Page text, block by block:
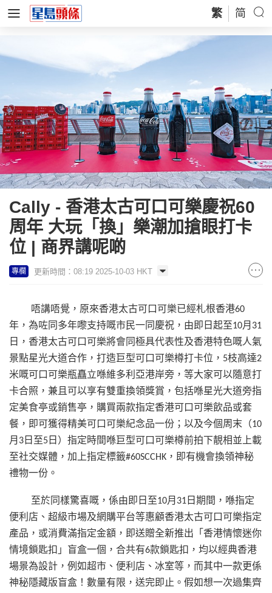
繁 简
Cally - 香港太古可口可樂慶祝60
周年 大玩「換」樂潮加搶眼打卡
位 | 商界講呢啲
專欄 更新時間：08:19 2025-10-03 HKT
唔講唔覺，原來香港太古可口可樂已經札根香港60
年，為咗同多年嚟支持嘅市民一同慶祝，由即日起至10月 31
日，香港太古可口可樂將會同極具代表性及香港特色嘅人氣
景點星光大道合作，打造巨型可口可樂樽打卡位， 5枝高達2
米嘅可口可樂瓶矗立喺維多利亞港岸旁，等大家可以隨意打
卡合照，兼且可以享有雙重換領獎賞，包括喺星光大道旁指
定美食亭或銷售亭，購買兩款指定香港可口可樂飲品或套
餐，即可獲得精美可口可樂紀念品一份；以及今個周末（10
月 3 日至5 日）指定時間喺巨型可口可樂樽前拍下靚相並上載
至社交媒體，加上指定標籤#60SCCHK ，即有機會換領神秘
禮物一份。
至於同樣驚喜嘅，係由即日至10月 31 日期間，喺指定
便利店、超級市場及網購平台等惠顧香港太古可口可樂指定
產品，或消費滿指定金額，即送贈全新推出「香港情懷迷你
情境鎖匙扣」盲盒一個，合共有6款鎖匙扣，均以經典香港
場景為設計，例如超市、便利店、冰室等，而其中一款更係
神秘隱藏版盲盒！數量有限，送完即止。假如想一次過集齊